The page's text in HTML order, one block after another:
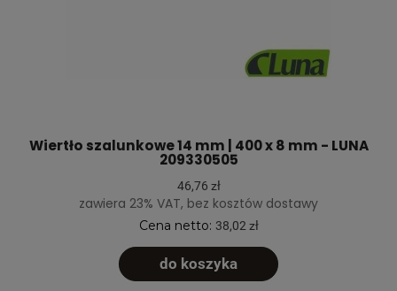
Wiertło szalunkowe 14 mm | 400 x 8 mm - LUNA
209330505
46,76 zł
zawiera 23% VAT, bez kosztów dostawy
Cena netto: 38,02 zł
do koszyka